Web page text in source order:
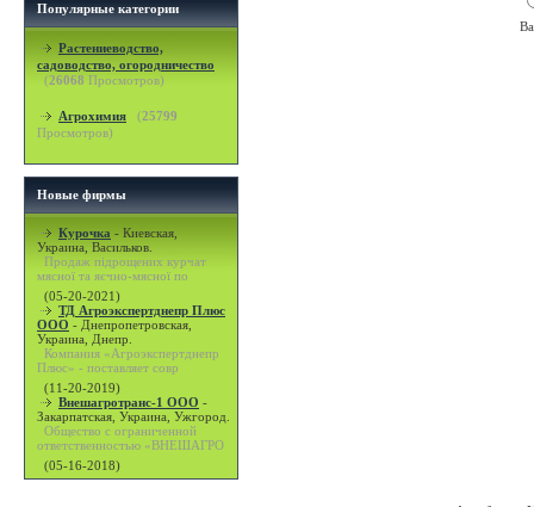
Популярные категории
Растениеводство,
садоводство, огородничество
(26068 Просмотров)
Агрохимия (25799
Просмотров)
Новые фирмы
Курочка - Киевская,
Украина, Васильков.
Продаж підрощених курчат
мясної та яєчно-мясної по
(05-20-2021)
ТД Агроэкспертднепр Плюс
ООО - Днепропетровская,
Украина, Днепр.
Компания «Агроэкспертднепр
Плюс» - поставляет совр
(11-20-2019)
Внешагротранс-1 ООО -
Закарпатская, Украина, Ужгород.
Общество с ограниченной
ответственностью «ВНЕШАГРО
(05-16-2018)